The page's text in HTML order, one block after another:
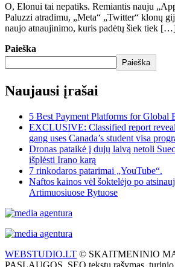
O, Elonui tai nepatiks. Remiantis nauju
Paluzzi atradimu, „Meta“ „Twitter“ klonų
naujo atnaujinimo, kuris padėtų šiek tiek
Paieška
Paieška
Naujausi įrašai
5 Best Payment Platforms for Global
EXCLUSIVE: Classified report
gang uses Canada’s student visa
Dronas pataikė į dujų laivą netoli
išplėsti Irano karą
7 rinkodaros patarimai „YouTube“.
Naftos kainos vėl šoktelėjo po
Artimuosiuose Rytuose
WEBSTUDIO.LT © SKAITMENINIO
PASLAUGOS. SEO tekstų rašymas, turinio